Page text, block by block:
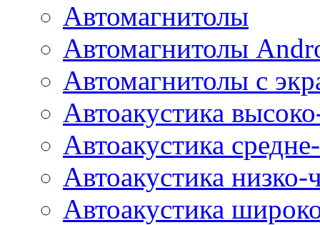
Автомагнитолы
Автомагнитолы
Автомагнитолы с
Автоакустика
Автоакустика
Автоакустика низко-
Автоакустика